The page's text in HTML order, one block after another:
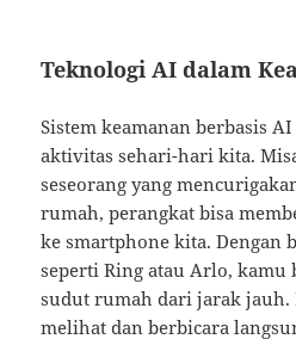
Teknologi AI dalam
Sistem keamanan berbasis
aktivitas sehari-hari kita.
seseorang yang
rumah, perangkat bisa
ke smartphone kita. Dengan
seperti Ring atau Arlo, kamu
sudut rumah dari jarak
melihat dan berbicara